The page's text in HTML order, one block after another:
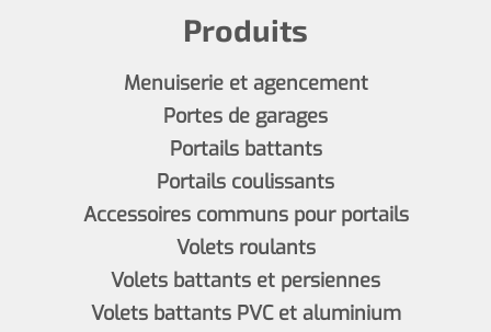
Produits
Menuiserie et agencement
Portes de garages
Portails battants
Portails coulissants
Accessoires communs pour portails
Volets roulants
Volets battants et persiennes
Volets battants PVC et aluminium